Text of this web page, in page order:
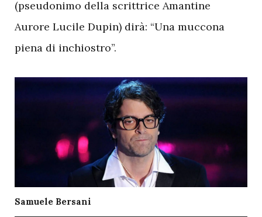
(pseudonimo della scrittrice Amantine
Aurore Lucile Dupin) dirà: “Una muccona
piena di inchiostro”.
Samuele Bersani